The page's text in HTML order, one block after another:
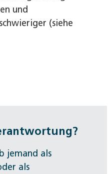
und
(siehe
jemand als
als